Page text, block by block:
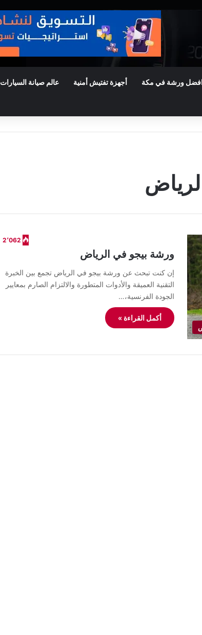
ورشة في مكة أجهزة تفتيش أمنية عالم صيانة السيارات
2٬062
ورشة بيجو في الرياض
إن كنت تبحث عن ورشة بيجو في الرياض تجمع بين الخبرة
التقنية العميقة والأدوات المتطورة والالتزام الصارم بمعايير
الجودة الفرنسية،…
أكمل القراءة »